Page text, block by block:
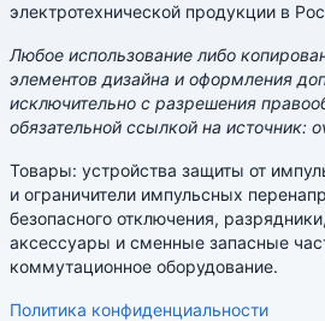
электротехнической продукции в
Любое использование либо
элементов дизайна и оформления
исключительно с разрешения
обязательной ссылкой на источник:
Товары: устройства защиты от
и ограничители импульсных
безопасного отключения,
аксессуары и сменные запасные
коммутационное оборудование.
Политика конфиденциальности